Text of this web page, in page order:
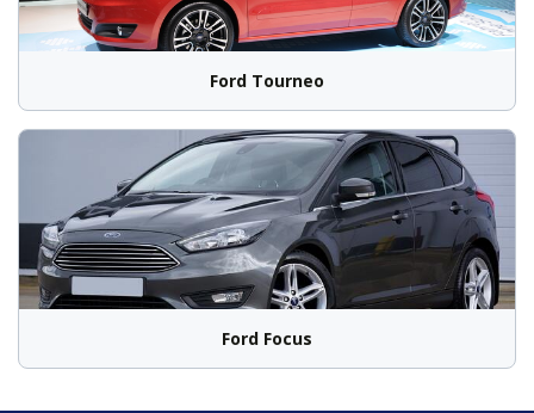
Ford Tourneo
Ford Focus